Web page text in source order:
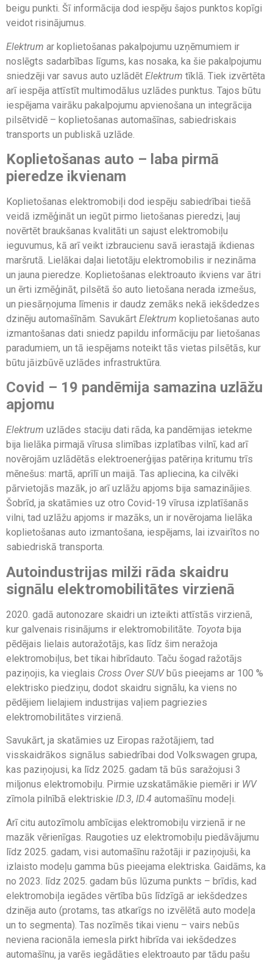
beigu punkti. Šī informācija dod iespēju šajos punktos kopīgi
veidot risinājumus.
Elektrum ar koplietošanas pakalpojumu uzņēmumiem ir
noslēgts sadarbības līgums, kas nosaka, ka šie pakalpojumu
sniedzēji var savus auto uzlādēt Elektrum tīklā. Tiek izvērtēta
arī iespēja attīstīt multimodālus uzlādes punktus. Tajos būtu
iespējama vairāku pakalpojumu apvienošana un integrācija
pilsētvidē – koplietošanas automašīnas, sabiedriskais
transports un publiskā uzlāde.
Koplietošanas auto – laba pirmā
pieredze ikvienam
Koplietošanas elektromobiļi dod iespēju sabiedrībai tiešā
veidā izmēģināt un iegūt pirmo lietošanas pieredzi, ļauj
novērtēt braukšanas kvalitāti un sajust elektromobiļu
ieguvumus, kā arī veikt izbraucienu savā ierastajā ikdienas
maršrutā. Lielākai daļai lietotāju elektromobilis ir nezināma
un jauna pieredze. Koplietošanas elektroauto ikviens var ātri
un ērti izmēģināt, pilsētā šo auto lietošana nerada izmešus,
un piesārņojuma līmenis ir daudz zemāks nekā iekšdedzes
dzinēju automašīnām. Savukārt Elektrum koplietošanas auto
izmantošanas dati sniedz papildu informāciju par lietošanas
paradumiem, un tā iespējams noteikt tās vietas pilsētās, kur
būtu jāizbūvē uzlādes infrastruktūra.
Covid – 19 pandēmija samazina uzlāžu
apjomu
Elektrum uzlādes staciju dati rāda, ka pandēmijas ietekme
bija lielāka pirmajā vīrusa slimības izplatības vilnī, kad arī
novērojām uzlādētās elektroenerģijas patēriņa kritumu trīs
mēnešus: martā, aprīlī un maijā. Tas apliecina, ka cilvēki
pārvietojās mazāk, jo arī uzlāžu apjoms bija samazinājies.
Šobrīd, ja skatāmies uz otro Covid-19 vīrusa izplatīšanās
vilni, tad uzlāžu apjoms ir mazāks, un ir novērojama lielāka
koplietošanas auto izmantošana, iespējams, lai izvairītos no
sabiedriskā transporta.
Autoindustrijas milži rāda skaidru
signālu elektromobilitātes virzienā
2020. gadā autonozare skaidri un izteikti attīstās virzienā,
kur galvenais risinājums ir elektromobilitāte. Toyota bija
pēdējais lielais autoražotājs, kas līdz šim neražoja
elektromobiļus, bet tikai hibrīdauto. Taču šogad ražotājs
paziņojis, ka vieglais Cross Over SUVbūs pieejams ar 100 %
elektrisko piedziņu, dodot skaidru signālu, ka viens no
pēdējiem lielajiem industrijas vaļiem pagriezies
elektromobilitātes virzienā.
Savukārt, ja skatāmies uz Eiropas ražotājiem, tad
visskaidrākos signālus sabiedrībai dod Volkswagen grupa,
kas paziņojusi, ka līdz 2025. gadam tā būs saražojusi 3
miljonus elektromobiļu. Pirmie uzskatāmākie piemēri ir WV
zīmola pilnībā elektriskie ID.3, ID.4 automašīnu modeļi.
Arī citu autozīmolu ambīcijas elektromobiļu virzienā ir ne
mazāk vērienīgas. Raugoties uz elektromobiļu piedāvājumu
līdz 2025. gadam, visi automašīnu ražotāji ir paziņojuši, ka
izlaisto modeļu gamma būs pieejama elektriska. Gaidāms, ka
no 2023. līdz 2025. gadam būs lūzuma punkts – brīdis, kad
elektromobiļa iegādes vērtība būs līdzīgā ar iekšdedzes
dzinēja auto (protams, tas atkarīgs no izvēlētā auto modeļa
un to segmenta). Tas nozīmēs tikai vienu – vairs nebūs
neviena racionāla iemesla pirkt hibrīda vai iekšdedzes
automašīnu, ja varēs iegādāties elektroauto par tādu pašu